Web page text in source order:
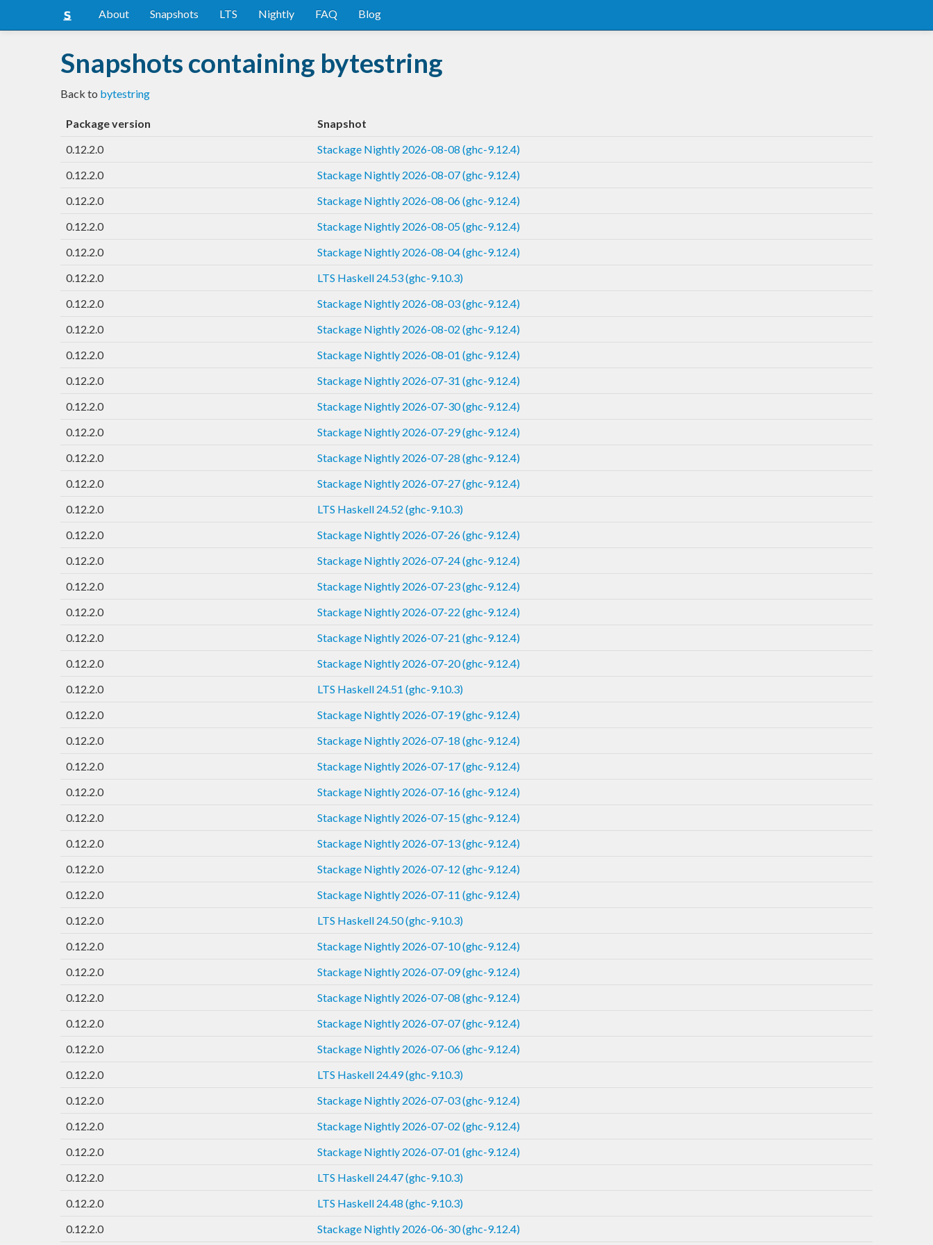
About Snapshots LTS Nightly FAQ Blog
Snapshots containing bytestring
Back to bytestring
Package version
Snapshot
0.12.2.0
Stackage Nightly 2026-08-08 (ghc-9.12.4)
0.12.2.0
Stackage Nightly 2026-08-07 (ghc-9.12.4)
0.12.2.0
Stackage Nightly 2026-08-06 (ghc-9.12.4)
0.12.2.0
Stackage Nightly 2026-08-05 (ghc-9.12.4)
0.12.2.0
Stackage Nightly 2026-08-04 (ghc-9.12.4)
0.12.2.0
LTS Haskell 24.53 (ghc-9.10.3)
0.12.2.0
Stackage Nightly 2026-08-03 (ghc-9.12.4)
0.12.2.0
Stackage Nightly 2026-08-02 (ghc-9.12.4)
0.12.2.0
Stackage Nightly 2026-08-01 (ghc-9.12.4)
0.12.2.0
Stackage Nightly 2026-07-31 (ghc-9.12.4)
0.12.2.0
Stackage Nightly 2026-07-30 (ghc-9.12.4)
0.12.2.0
Stackage Nightly 2026-07-29 (ghc-9.12.4)
0.12.2.0
Stackage Nightly 2026-07-28 (ghc-9.12.4)
0.12.2.0
Stackage Nightly 2026-07-27 (ghc-9.12.4)
0.12.2.0
LTS Haskell 24.52 (ghc-9.10.3)
0.12.2.0
Stackage Nightly 2026-07-26 (ghc-9.12.4)
0.12.2.0
Stackage Nightly 2026-07-24 (ghc-9.12.4)
0.12.2.0
Stackage Nightly 2026-07-23 (ghc-9.12.4)
0.12.2.0
Stackage Nightly 2026-07-22 (ghc-9.12.4)
0.12.2.0
Stackage Nightly 2026-07-21 (ghc-9.12.4)
0.12.2.0
Stackage Nightly 2026-07-20 (ghc-9.12.4)
0.12.2.0
LTS Haskell 24.51 (ghc-9.10.3)
0.12.2.0
Stackage Nightly 2026-07-19 (ghc-9.12.4)
0.12.2.0
Stackage Nightly 2026-07-18 (ghc-9.12.4)
0.12.2.0
Stackage Nightly 2026-07-17 (ghc-9.12.4)
0.12.2.0
Stackage Nightly 2026-07-16 (ghc-9.12.4)
0.12.2.0
Stackage Nightly 2026-07-15 (ghc-9.12.4)
0.12.2.0
Stackage Nightly 2026-07-13 (ghc-9.12.4)
0.12.2.0
Stackage Nightly 2026-07-12 (ghc-9.12.4)
0.12.2.0
Stackage Nightly 2026-07-11 (ghc-9.12.4)
0.12.2.0
LTS Haskell 24.50 (ghc-9.10.3)
0.12.2.0
Stackage Nightly 2026-07-10 (ghc-9.12.4)
0.12.2.0
Stackage Nightly 2026-07-09 (ghc-9.12.4)
0.12.2.0
Stackage Nightly 2026-07-08 (ghc-9.12.4)
0.12.2.0
Stackage Nightly 2026-07-07 (ghc-9.12.4)
0.12.2.0
Stackage Nightly 2026-07-06 (ghc-9.12.4)
0.12.2.0
LTS Haskell 24.49 (ghc-9.10.3)
0.12.2.0
Stackage Nightly 2026-07-03 (ghc-9.12.4)
0.12.2.0
Stackage Nightly 2026-07-02 (ghc-9.12.4)
0.12.2.0
Stackage Nightly 2026-07-01 (ghc-9.12.4)
0.12.2.0
LTS Haskell 24.47 (ghc-9.10.3)
0.12.2.0
LTS Haskell 24.48 (ghc-9.10.3)
0.12.2.0
Stackage Nightly 2026-06-30 (ghc-9.12.4)